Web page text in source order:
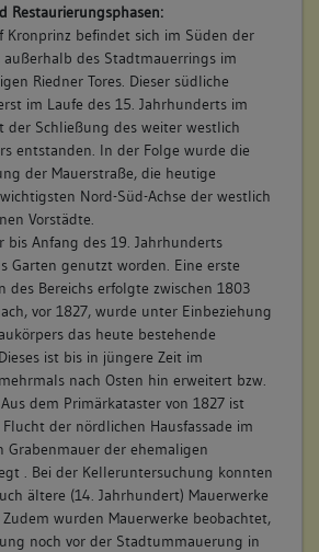
Restaurierungsphasen:
Kronprinz befindet sich im Süden der
des Stadtmauerrings im
Riedner Tores. Dieser südliche
im Laufe des 15. Jahrhunderts im
der Schließung des weiter westlich
entstanden. In der Folge wurde die
der Mauerstraße, die heutige
Nord-Süd-Achse der westlich
Vorstädte.
bis Anfang des 19. Jahrhunderts
Garten genutzt worden. Eine erste
des Bereichs erfolgte zwischen 1803
vor 1827, wurde unter Einbeziehung
das heute bestehende
ist bis in jüngere Zeit im
nach Osten hin erweitert bzw.
dem Primärkataster von 1827 ist
der nördlichen Hausfassade im
Grabenmauer der ehemaligen
. Bei der Kelleruntersuchung konnten
ältere (14. Jahrhundert) Mauerwerke
wurden Mauerwerke beobachtet,
noch vor der Stadtummauerung in